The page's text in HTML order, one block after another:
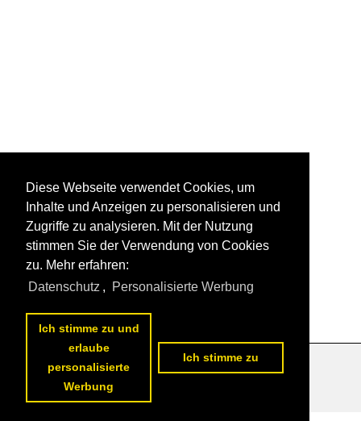
Datenschutzerklärung|Impressum|Kontakt
Diese Webseite verwendet Cookies, um
Inhalte und Anzeigen zu personalisieren und
Zugriffe zu analysieren. Mit der Nutzung
stimmen Sie der Verwendung von Cookies
zu. Mehr erfahren:
Datenschutz , Personalisierte Werbung
Ich stimme zu und
erlaube
personalisierte
Werbung
Ich stimme zu